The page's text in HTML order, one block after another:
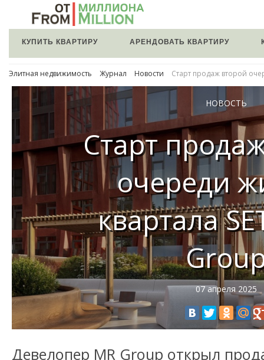
КУПИТЬ КВАРТИРУ АРЕНДОВАТЬ КВАРТИРУ
Элитная недвижимость Журнал Новости Старт продаж второй
НОВОСТЬ
Старт
очереди
квартала
07 апреля 2025
Девелопер MR Group открыл